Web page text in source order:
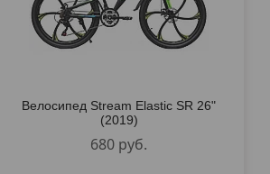
Велосипед Stream Elastic SR 26"
(2019)
680 руб.